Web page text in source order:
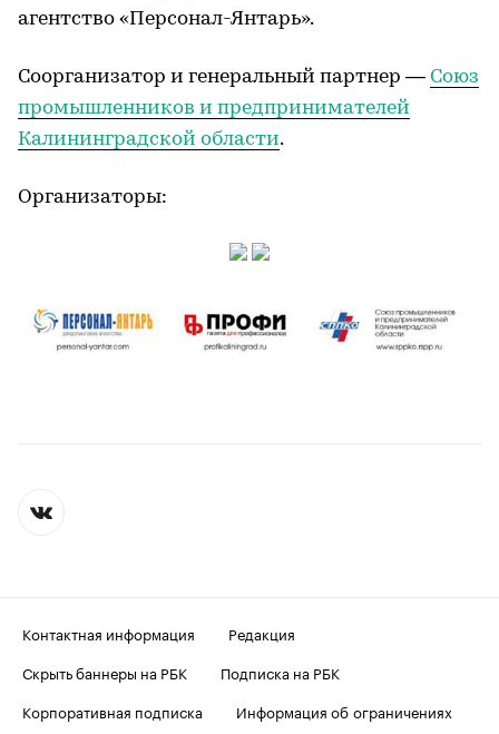
агентство «Персонал-Янтарь».
Соорганизатор и генеральный партнер — Союз
промышленников и предпринимателей
Калининградской области.
Организаторы:
Контактная информация
Редакция
Скрыть баннеры на РБК
Подписка на РБК
Корпоративная подписка
Информация об ограничениях